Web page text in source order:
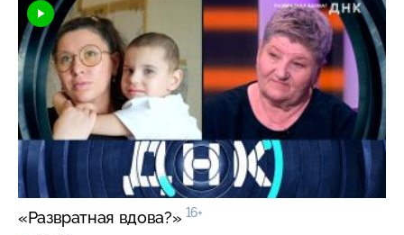
«Развратная вдова?» 16+